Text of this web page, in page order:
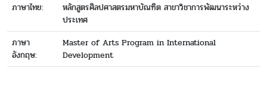
ภาษาไทย:
หลักสูตรศิลปศาสตรมหาบัณฑิต สาขาวิชาการพัฒนาระหว่าง
ประเทศ
ภาษา
อังกฤษ:
Master of Arts Program in International
Development